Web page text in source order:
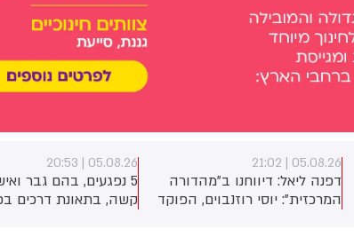
05.08.26 | 21:02
דפנה ליאל: דיווחנו ב"מהדורה
המרכזית": יוסי רוזנבוים, הפוקד
05.08.26 | 20:53
5 נפגעים, בהם גבר